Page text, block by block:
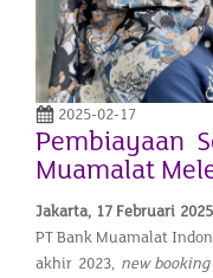
2025-02-17
Pembiayaan
Muamalat
Jakarta, 17 Februari
PT Bank Muamalat
akhir 2023, new booking